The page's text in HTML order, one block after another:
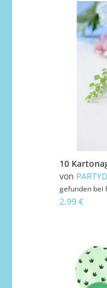
von
gefunden bei
2,99 €